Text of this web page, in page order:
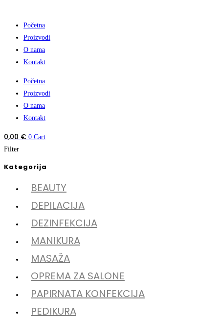
Početna
Proizvodi
O nama
Kontakt
Početna
Proizvodi
O nama
Kontakt
0,00 € 0 Cart
Filter
Kategorija
BEAUTY
DEPILACIJA
DEZINFEKCIJA
MANIKURA
MASAŽA
OPREMA ZA SALONE
PAPIRNATA KONFEKCIJA
PEDIKURA